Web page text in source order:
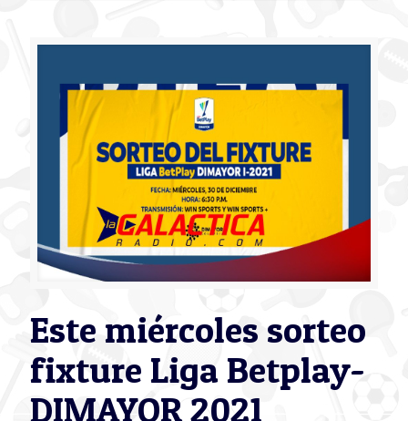
Este miércoles sorteo
fixture Liga Betplay-
DIMAYOR 2021